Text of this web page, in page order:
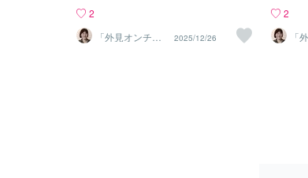
ならな
ら、 こ
いると
も、ち
すが（笑）、続けていると“傾向”が見え
てきます。そのひとつが——スポーツ
紙、美人ネタがとにかく好き！もう、こ
2
「外見オンチ」
アドバイザー 山
2025/12/26
好みの
んな選
話しし
髪の量
2
「
ア